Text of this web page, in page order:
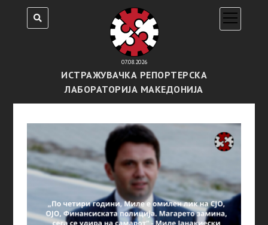
07.08.2026
ИСТРАЖУВАЧКА РЕПОРТЕРСКА
ЛАБОРАТОРИЈА МАКЕДОНИЈА
open
menu